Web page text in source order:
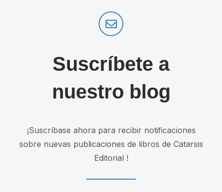
Suscríbete a
nuestro blog
¡Suscríbase ahora para recibir notificaciones
sobre nuevas publicaciones de libros de Catarsis
Editorial !